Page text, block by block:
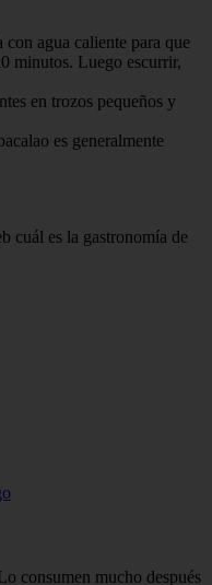
con agua caliente para que
minutos. Luego escurrir,
en trozos pequeños y
es generalmente
cuál es la gastronomía de
consumen mucho después